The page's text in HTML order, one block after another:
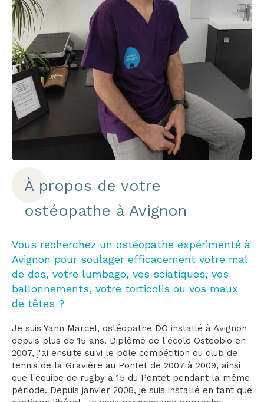
À propos de votre
ostéopathe à Avignon
Vous recherchez un ostéopathe expérimenté à
Avignon pour soulager efficacement votre mal
de dos, votre lumbago, vos sciatiques, vos
ballonnements, votre torticolis ou vos maux
de têtes ?
Je suis Yann Marcel, ostéopathe DO installé à Avignon
depuis plus de 15 ans. Diplômé de l'école Osteobio en
2007, j'ai ensuite suivi le pôle compétition du club de
tennis de la Gravière au Pontet de 2007 à 2009, ainsi
que l'équipe de rugby à 15 du Pontet pendant la même
période. Depuis janvier 2008, je suis installé en tant que